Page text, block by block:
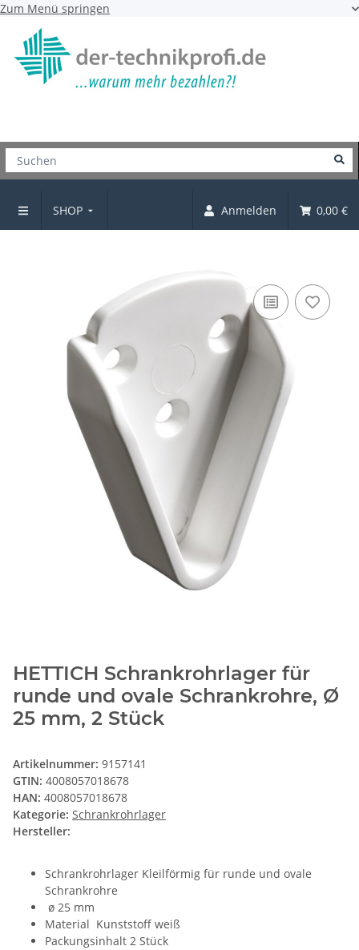
Zum Menü springen
SHOP Anmelden 0,00 €
Schrankrohrlager
HETTICH Schrankrohrlager für
runde und ovale Schrankrohre, Ø
25 mm, 2 Stück
Artikelnummer: 9157141
GTIN: 4008057018678
HAN: 4008057018678
Kategorie: Schrankrohrlager
Hersteller:
Schrankrohrlager Kleilförmig für runde und ovale
Schrankrohre
ø 25 mm
Material Kunststoff weiß
Packungsinhalt 2 Stück